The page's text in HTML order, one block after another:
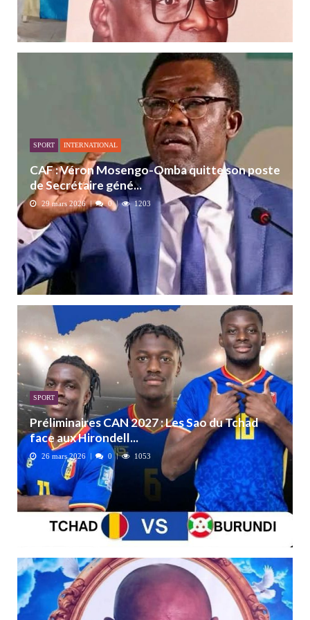
SPORT INTERNATIONAL
CAF : Véron Mosengo-Omba quitte son poste
de Secrétaire géné...
29 mars 2026 0 1203
SPORT
Préliminaires CAN 2027 : Les Sao du Tchad
face aux Hirondell...
26 mars 2026 0 1053